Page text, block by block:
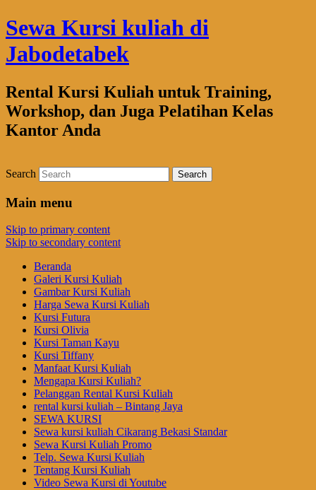
Sewa Kursi kuliah di
Jabodetabek
Rental Kursi Kuliah untuk Training,
Workshop, dan Juga Pelatihan Kelas
Kantor Anda
Search
Main menu
Skip to primary content
Skip to secondary content
Beranda
Galeri Kursi Kuliah
Gambar Kursi Kuliah
Harga Sewa Kursi Kuliah
Kursi Futura
Kursi Olivia
Kursi Taman Kayu
Kursi Tiffany
Manfaat Kursi Kuliah
Mengapa Kursi Kuliah?
Pelanggan Rental Kursi Kuliah
rental kursi kuliah – Bintang Jaya
SEWA KURSI
Sewa kursi kuliah Cikarang Bekasi Standar
Sewa Kursi Kuliah Promo
Telp. Sewa Kursi Kuliah
Tentang Kursi Kuliah
Video Sewa Kursi di Youtube